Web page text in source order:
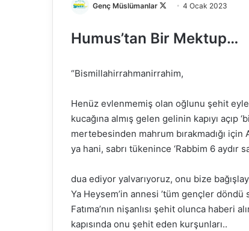
Genç Müslümanlar
l
w
n
X
4 Ocak 2023
Humus’tan Bir Mektup…
“Bismillahirrahmanirrahim,
Henüz evlenmemiş olan oğlunu şehit
kucağına almış gelen gelinin kapıyı
mertebesinden mahrum bırakmadığı için
ya hani, sabrı tükenince ‘Rabbim 6 aydır
dua ediyor yalvarıyoruz, onu bize
Ya Heysem’in annesi ’tüm gençler
Fatıma’nın nişanlısı şehit olunca haberi
kapısında onu şehit eden kurşunları..